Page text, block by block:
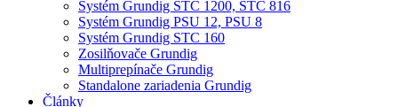
Systém Grundig STC 1200, STC 816
Systém Grundig PSU 12, PSU 8
Systém Grundig STC 160
Zosilňovače Grundig
Multiprepínače Grundig
Standalone zariadenia Grundig
Články